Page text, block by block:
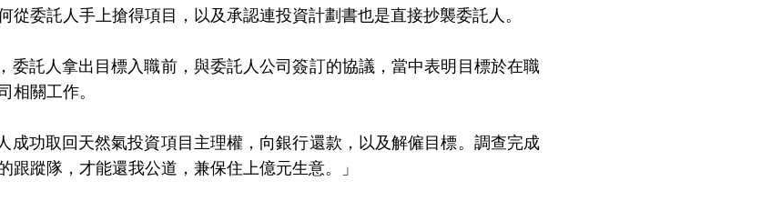
從委託人手上搶得項目，以及承認連投資計劃書也是直接抄襲委託人。
人拿出目標入職前，與委託人公司簽訂的協議，當中表明目標於在職
相關工作。
取回天然氣投資項目主理權，向銀行還款，以及解僱目標。調查完成
跟蹤隊，才能還我公道，兼保住上億元生意。」